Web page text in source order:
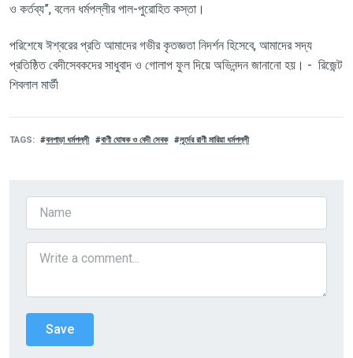
ও কর্তব্য”, বলেন ধর্মপল্লীর পাল-পুরোহিত কস্তা।
পরিশেষে ঈশ্বরের প্রতি আমাদের গভীর কৃতজ্ঞতা নিদর্শন হিসেবে, আমাদের সদ্য
প্রতিষ্ঠিত বেদীসেবকদের সাধুবাদ ও গোলাপ ফুল দিয়ে অভিনন্দন জানানো হয়। - রিজেন্ট
শিবলাল মার্ডী
TAGS বনপাড়া ধর্মপল্লী বাণী ঘোষক ও বেদী সেবক লূর্দের রাণী মারিয়া ধর্মপল্লী